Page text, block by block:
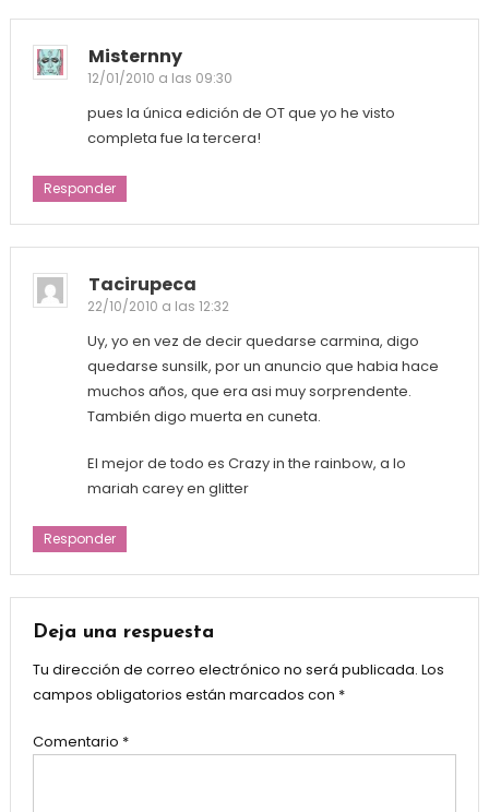
Misternny
12/01/2010 a las 09:30
pues la única edición de OT que yo he visto
completa fue la tercera!
Responder
Tacirupeca
22/10/2010 a las 12:32
Uy, yo en vez de decir quedarse carmina, digo
quedarse sunsilk, por un anuncio que habia hace
muchos años, que era asi muy sorprendente.
También digo muerta en cuneta.
El mejor de todo es Crazy in the rainbow, a lo
mariah carey en glitter
Responder
Deja una respuesta
Tu dirección de correo electrónico no será publicada. Los
campos obligatorios están marcados con *
Comentario *